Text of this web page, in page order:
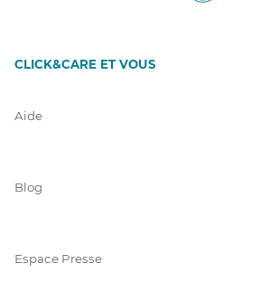
CLICK&CARE ET VOUS
Aide
Blog
Espace Presse